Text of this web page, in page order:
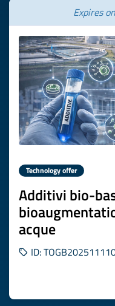
Expires on
Technology offer
Additivi bio-
acque
ID: